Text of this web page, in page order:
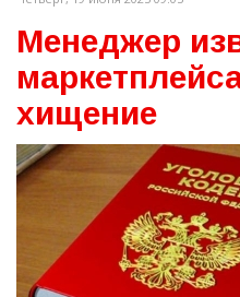
Менеджер
хищение